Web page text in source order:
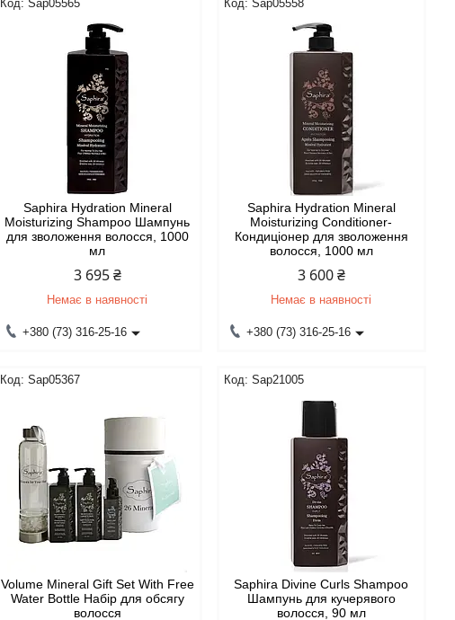
Sap05565
Saphira Hydration Mineral
Moisturizing Shampoo Шампунь
для зволоження волосся, 1000
мл
3 695 ₴
Немає в наявності
+380 (73) 316-25-16
Sap05558
Saphira Hydration Mineral
Moisturizing Conditioner-
Кондиціонер для зволоження
волосся, 1000 мл
3 600 ₴
Немає в наявності
+380 (73) 316-25-16
Sap05367
Volume Mineral Gift Set With Free
Water Bottle Набір для обсягу
волосся
Sap21005
Saphira Divine Curls Shampoo
Шампунь для кучерявого
волосся, 90 мл